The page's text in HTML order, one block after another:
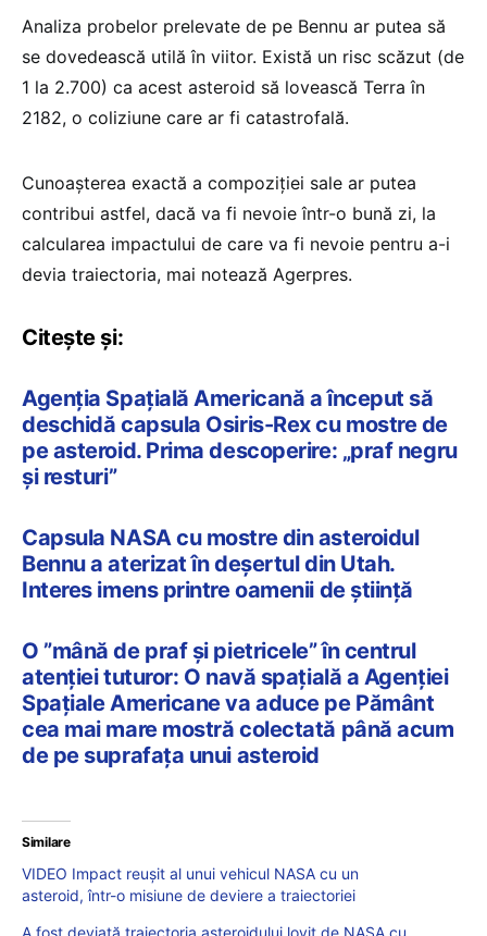
Analiza probelor prelevate de pe Bennu ar putea să
se dovedească utilă în viitor. Există un risc scăzut (de
1 la 2.700) ca acest asteroid să lovească Terra în
2182, o coliziune care ar fi catastrofală.
Cunoaşterea exactă a compoziţiei sale ar putea
contribui astfel, dacă va fi nevoie într-o bună zi, la
calcularea impactului de care va fi nevoie pentru a-i
devia traiectoria, mai notează Agerpres.
Citește și:
Agenția Spațială Americană a început să
deschidă capsula Osiris-Rex cu mostre de
pe asteroid. Prima descoperire: „praf negru
și resturi”
Capsula NASA cu mostre din asteroidul
Bennu a aterizat în deşertul din Utah.
Interes imens printre oamenii de ştiinţă
O ”mână de praf și pietricele” în centrul
atenției tuturor: O navă spațială a Agenției
Spațiale Americane va aduce pe Pământ
cea mai mare mostră colectată până acum
de pe suprafața unui asteroid
Similare
VIDEO Impact reușit al unui vehicul NASA cu un
asteroid, într-o misiune de deviere a traiectoriei
A fost deviată traiectoria asteroidului lovit de NASA cu